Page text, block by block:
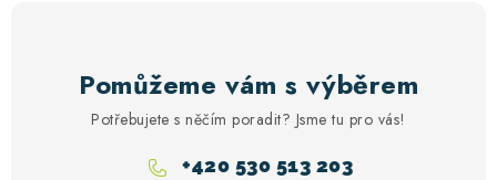
Pomůžeme vám s výběrem
Potřebujete s něčím poradit? Jsme tu pro vás!
+420 530 513 203